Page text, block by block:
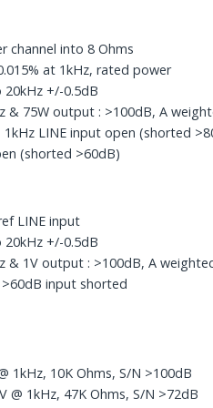
channel into 8 Ohms
at 1kHz, rated power
20kHz +/-0.5dB
& 75W output : >100dB, A
1kHz LINE input open (shorted
(shorted >60dB)
LINE input
20kHz +/-0.5dB
& 1V output : >100dB, A
>60dB input shorted
1kHz, 10K Ohms, S/N >100dB
@ 1kHz, 47K Ohms, S/N >72dB